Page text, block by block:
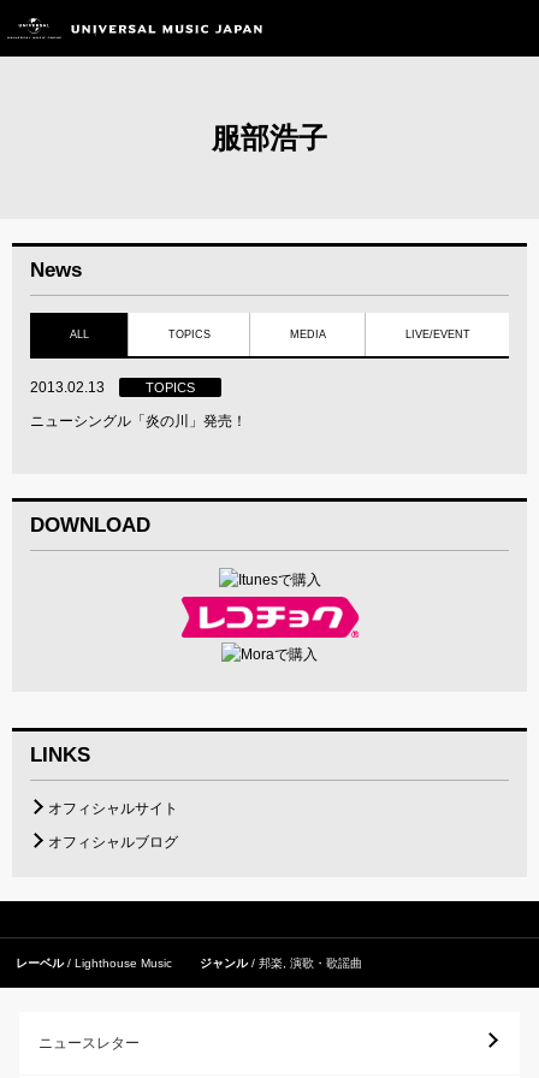
服部浩子
News
ALL TOPICS MEDIA LIVE/EVENT
2013.02.13 TOPICS
ニューシングル「炎の川」発売！
DOWNLOAD
LINKS
オフィシャルサイト
オフィシャルブログ
レーベル Lighthouse Music ジャンル 邦楽 演歌・歌謡曲
ニュースレター